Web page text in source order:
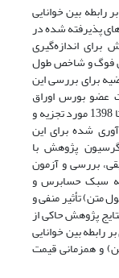
بین خوانایی
پذیرفته شده در
اندازه‌گیری
فوگ و شاخص طول
است. بدین منظور سه (3) فرضیه برای بررسی این
داده‏های مربوط به 108 شرکت عضو بورس اوراق
بهادار تهران برای دوره‌ زمانی بین سال‌های 1391 تا 1398 مورد تجزیه و
شده برای این
رگرسیون پژوهش با
بررسی و آزمون
سبک حسابرس و
تأثیر منفی و
پژوهش حاکی از
بین خوانایی
و همزمانی قیمت